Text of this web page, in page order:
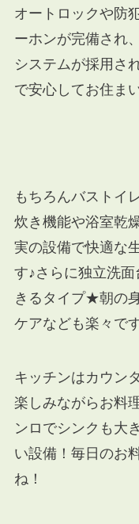
オートロックや防
ーホンが完備され
システムが採用さ
で安心してお住ま
もちろんバストイ
炊き機能や浴室乾
実の設備で快適な
す♪さらに独立洗
きるタイプ★朝の
ケアなども楽々で
キッチンはカウン
楽しみながらお料
ンロでシンクも大
い設備！毎日のお
ね！